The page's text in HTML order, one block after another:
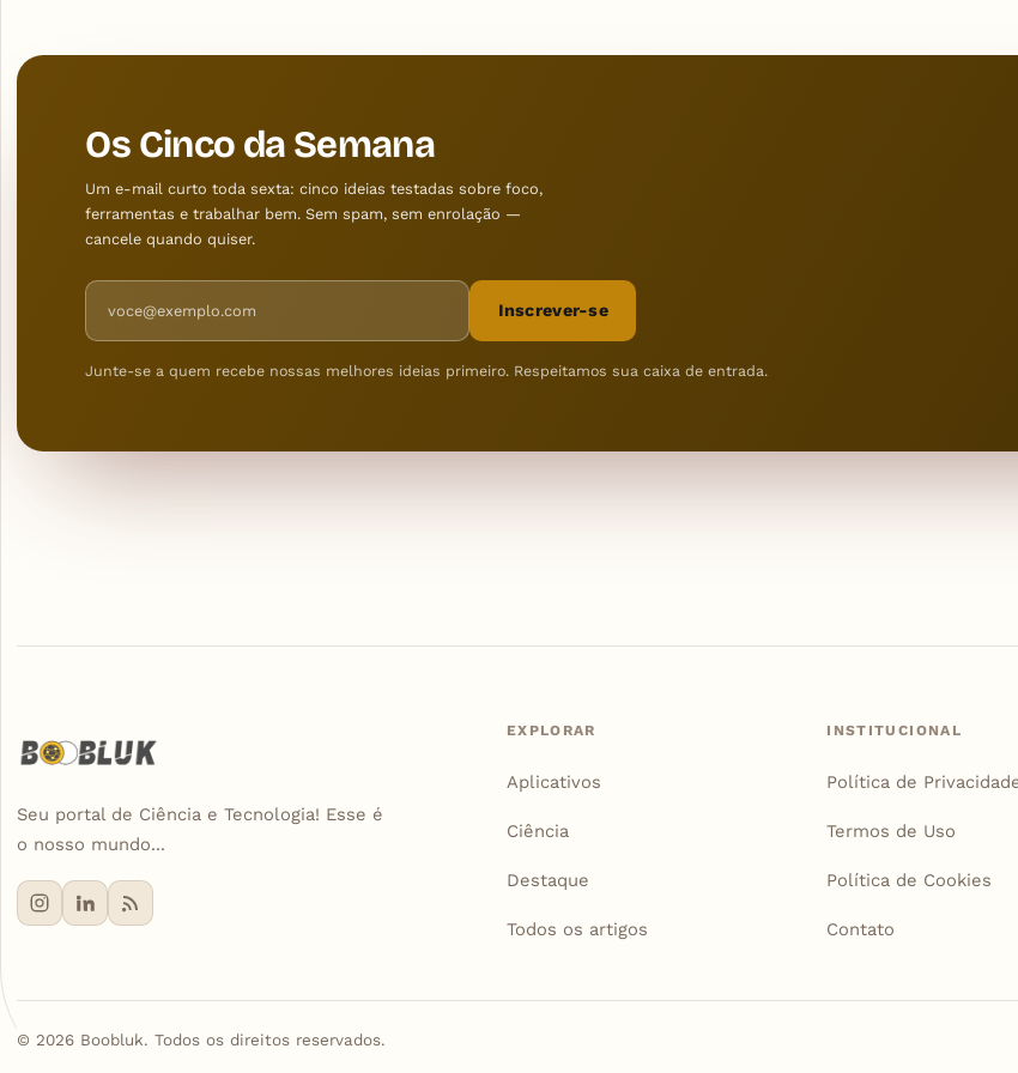
Os Cinco da Semana
Um e-mail curto toda sexta: cinco ideias testadas sobre foco,
ferramentas e trabalhar bem. Sem spam, sem enrolação —
cancele quando quiser.
Endereço de e-mail
Inscrever-se
Junte-se a quem recebe nossas melhores ideias primeiro. Respeitamos sua caixa de entrada.
Seu portal de Ciência e Tecnologia! Esse é
o nosso mundo...
EXPLORAR
Aplicativos
Ciência
Destaque
Todos os artigos
INSTITUCIONAL
Política de
Termos de Uso
Política de Cookies
Contato
© 2026Boobluk. Todos os direitos reservados.